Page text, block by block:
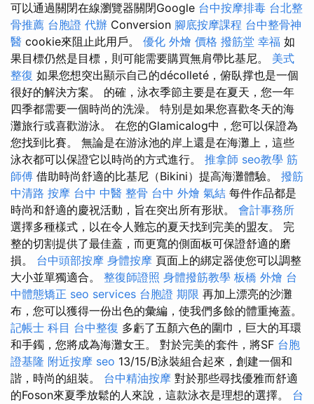
可以通過關閉在線瀏覽器關閉Google 台中按摩排毒 台北整
骨推薦 台胞證 代辦 Conversion 腳底按摩課程 台中整骨神
醫 cookie來阻止此用戶。 優化 外燴 價格 撥筋堂 幸福 如
果目標仍然是目標，則可能需要購買無肩帶比基尼。 美式
整復 如果您想突出顯示自己的décolleté，俯臥撑也是一個
很好的解決方案。 的確，泳衣季節主要是在夏天，您一年
四季都需要一個時尚的洗澡。 特別是如果您喜歡冬天的海
灘旅行或喜歡游泳。 在您的Glamicalog中，您可以保證為
您找到比賽。 無論是在游泳池的岸上還是在海灘上，這些
泳衣都可以保證它以時尚的方式進行。 推拿師 seo教學 筋
師傅 借助時尚舒適的比基尼（Bikini）提高海灘體驗。 撥筋
中清路 按摩 台中 中醫 整骨 台中 外燴 氣結 每件作品都是
時尚和舒適的慶祝活動，旨在突出所有形狀。 會計事務所
選擇多種樣式，以在令人難忘的夏天找到完美的盟友。 完
整的切割提供了最佳蓋，而更寬的側面板可保證舒適的磨
損。 台中頭部按摩 身體按摩 頁面上的綁定器使您可以調整
大小並單獨適合。 整復師證照 身體撥筋教學 板橋 外燴 台
中體態矯正 seo services 台胞證 期限 再加上漂亮的沙灘
布，您可以獲得一份出色的彙編，使我們多餘的體重掩蓋。
記帳士 科目 台中整復 多虧了五顏六色的圍巾，巨大的耳環
和手鐲，您將成為海灘女王。 對於完美的套件，將SF 台胞
證基隆 附近按摩 seo 13/15/B泳裝組合起來，創建一個和
諧，時尚的組裝。 台中精油按摩 對於那些尋找優雅而舒適
的Foson來夏季放鬆的人來說，這款泳衣是理想的選擇。 台